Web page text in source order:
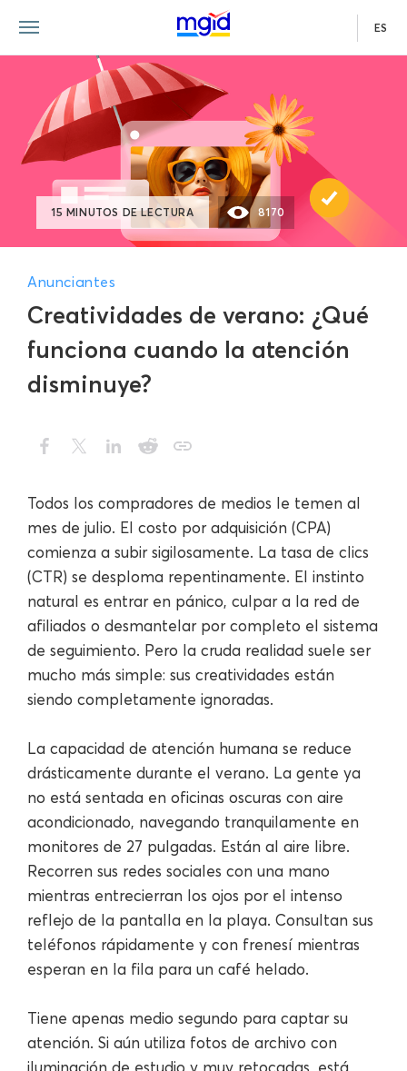
ES
Creatividades de verano: ¿Qué
funciona cuando la atención
disminuye?
Anunciantes
15 MINUTOS DE LECTURA 8170
Todos los compradores de medios le temen al
mes de julio. El costo por adquisición (CPA)
comienza a subir sigilosamente. La tasa de clics
(CTR) se desploma repentinamente. El instinto
natural es entrar en pánico, culpar a la red de
afiliados o desmantelar por completo el sistema
de seguimiento. Pero la cruda realidad suele ser
mucho más simple: sus creatividades están
siendo completamente ignoradas.
La capacidad de atención humana se reduce
drásticamente durante el verano. La gente ya
no está sentada en oficinas oscuras con aire
acondicionado, navegando tranquilamente en
monitores de 27 pulgadas. Están al aire libre.
Recorren sus redes sociales con una mano
mientras entrecierran los ojos por el intenso
reflejo de la pantalla en la playa. Consultan sus
teléfonos rápidamente y con frenesí mientras
esperan en la fila para un café helado.
Tiene apenas medio segundo para captar su
atención. Si aún utiliza fotos de archivo con
iluminación de estudio y muy retocadas, está